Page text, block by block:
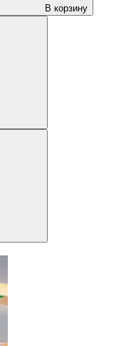
В корзину